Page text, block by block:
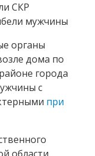
СКР
мужчины
органы
дома по
города
с
при